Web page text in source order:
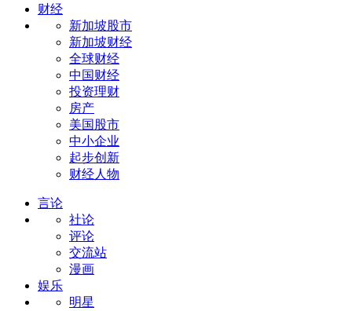
财经
新加坡股市
新加坡财经
全球财经
中国财经
投资理财
房产
美国股市
中小企业
起步创新
财经人物
言论
社论
评论
交流站
漫画
娱乐
明星